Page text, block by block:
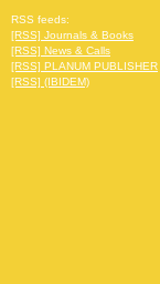
RSS feeds:
[RSS] Journals & Books
[RSS] News & Calls
[RSS] PLANUM PUBLISHER
[RSS] (IBIDEM)